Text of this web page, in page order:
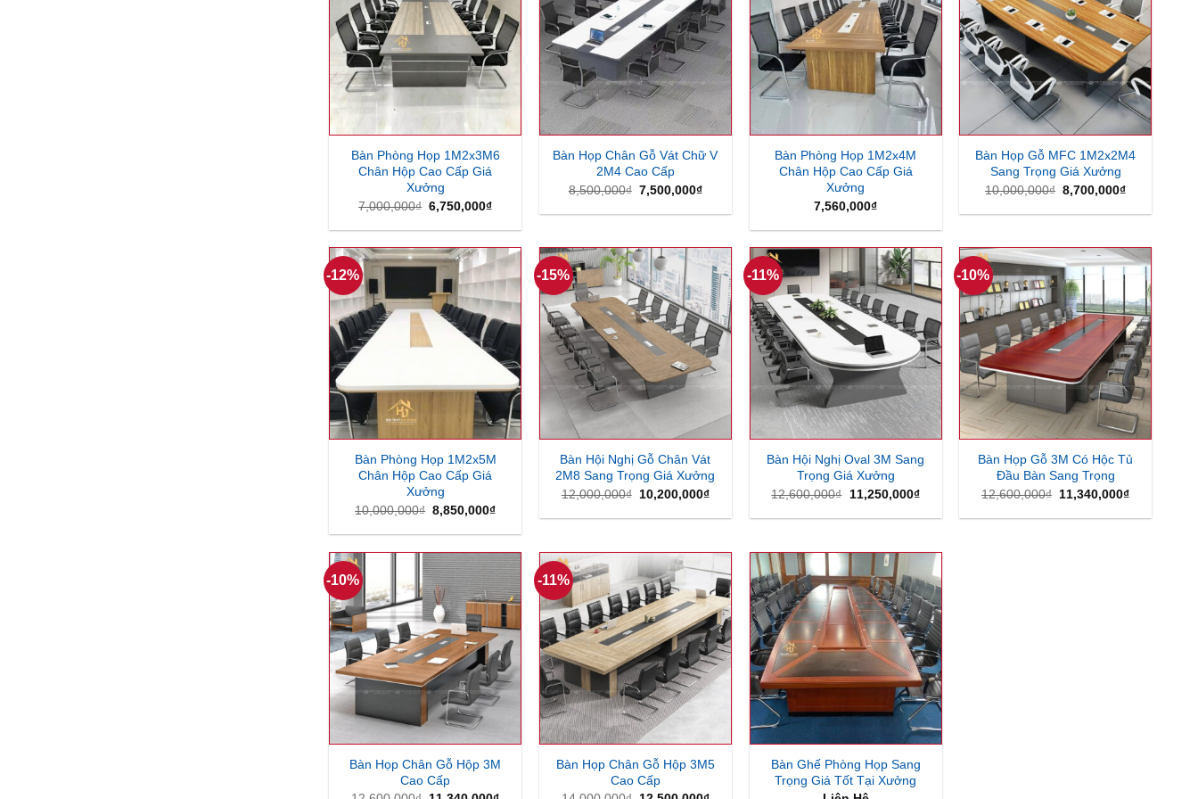
Bàn Phòng Họp 1M2x3M6
Chân Hộp Cao Cấp Giá
Xưởng
7,000,000₫ Giá
là:
6,750,000₫Giá
tại
6,750,000₫.
Bàn Họp Chân Gỗ Vát Chữ V
2M4 Cao Cấp
8,500,000₫ Giá
là:
7,500,000₫Giá
tại
Bàn Phòng Họp 1M2x4M
Chân Hộp Cao Cấp Giá
Xưởng
7,560,000₫
Bàn Họp Gỗ MFC 1M2x2M4
Sang Trọng Giá Xưởng
10,000,000₫ Giá
là:
8,700,000₫Giá
tại
-12%
Bàn Phòng Họp 1M2x5M
Chân Hộp Cao Cấp Giá
Xưởng
10,000,000₫ Giá
là:
8,850,000₫Giá
tại
8,850,000₫.
-15%
Bàn Hội Nghị Gỗ Chân Vát
2M8 Sang Trọng Giá Xưởng
12,000,000₫ Giá
là:
10,200,000₫Giá
tại
-11%
Bàn Hội Nghị Oval 3M Sang
Trọng Giá Xưởng
12,600,000₫ Giá
là:
11,250,000₫Giá
tại
-10%
Bàn Họp Gỗ 3M Có Hộc Tủ
Đầu Bàn Sang Trọng
12,600,000₫ Giá
là:
11,340,000₫Giá
tại
-10%
Bàn Họp Chân Gỗ Hộp 3M
Cao Cấp
-11%
Bàn Họp Chân Gỗ Hộp 3M5
Cao Cấp
Bàn Ghế Phòng Họp Sang
Trọng Giá Tốt Tại Xưởng